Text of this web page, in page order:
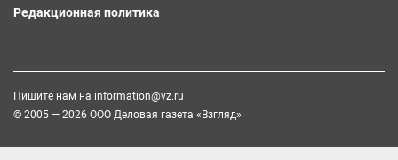
Редакционная политика
Пишите нам на information@vz.ru
© 2005 — 2026 ООО Деловая газета «Взгляд»